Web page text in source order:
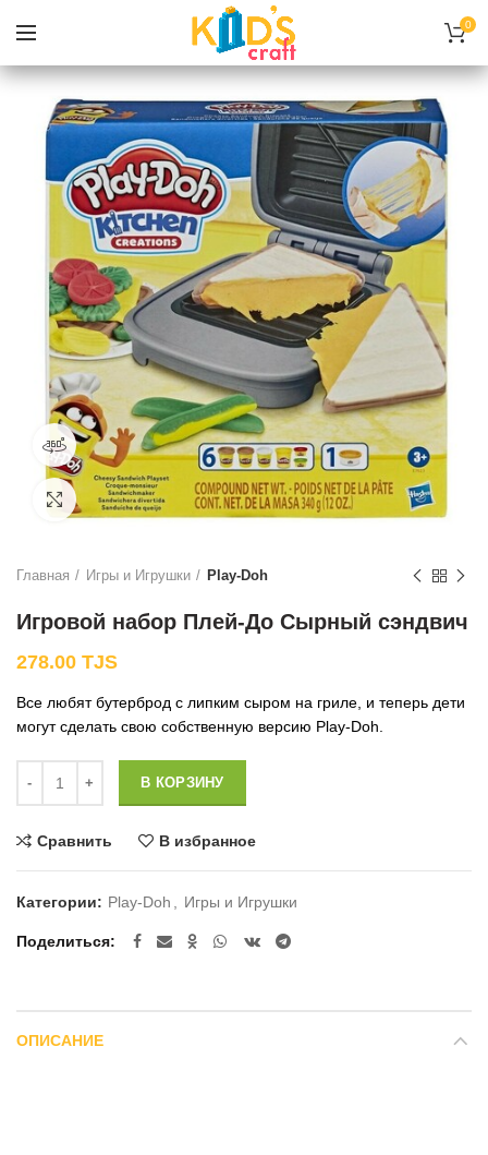
0
просмотреть в 360 градусов
Нажмите, чтобы увеличить
Главная Игры и Игрушки Play-Doh
Игровой набор Плей-До Сырный сэндвич
278.00 TJS
Все любят бутерброд с липким сыром на гриле, и теперь дети
могут сделать свою собственную версию Play-Doh.
В КОРЗИНУ
Сравнить В избранное
Категории: Play-Doh Игры и Игрушки
Поделиться
ОПИСАНИЕ